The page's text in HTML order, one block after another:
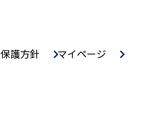
護方針 マイページ